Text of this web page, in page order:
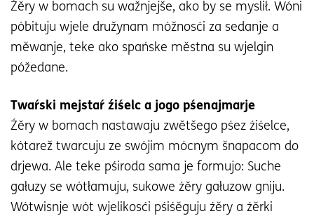
Źěry w bomach su wažnjejše, ako by se myslił. Wóni
póbituju wjele družynam móžnosći za sedanje a
měwanje, teke ako spańske městna su wjelgin
póžedane.
Twaŕski mejstaŕ źiśelc a jogo pśenajmarje
Źěry w bomach nastawaju zwětšego pśez źiśelce,
kótarež twarcuju ze swójim mócnym šnapacom do
drjewa. Ale teke pśiroda sama je formujo: Suche
gałuzy se wótłamuju, sukowe źěry gałuzow gniju.
Wótwisnje wót wjelikosći pśiśěguju źěry a źěrki